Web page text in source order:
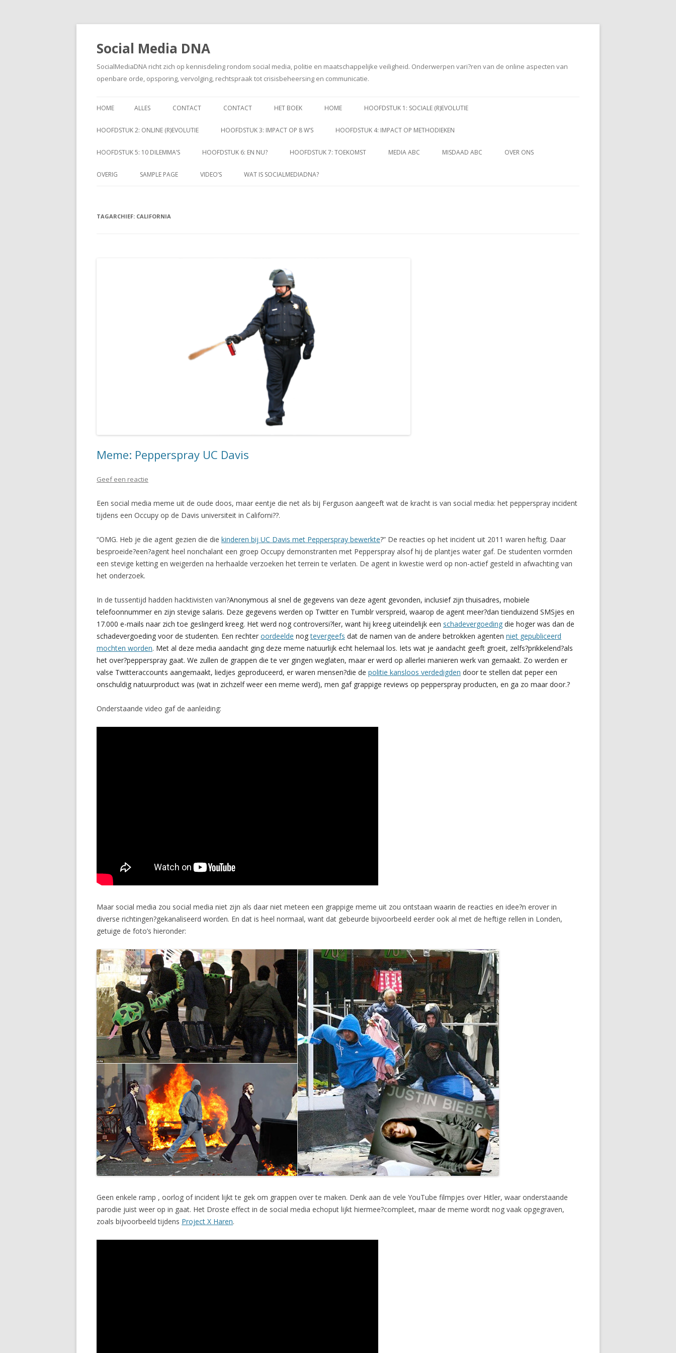
Social Media DNA
SocialMediaDNA richt zich op kennisdeling rondom social media, politie en maatschappelijke veiligheid. Onderwerpen vari?ren van de online aspecten van
openbare orde, opsporing, vervolging, rechtspraak tot crisisbeheersing en communicatie.
naar
HOME ALLES CONTACT CONTACT HET BOEK HOME HOOFDSTUK 1: SOCIALE (R)EVOLUTIE
HOOFDSTUK 2: ONLINE (R)EVOLUTIE HOOFDSTUK 3: IMPACT OP 8 W’S HOOFDSTUK 4: IMPACT OP METHODIEKEN
HOOFDSTUK 5: 10 DILEMMA’S HOOFDSTUK 6: EN NU? HOOFDSTUK 7: TOEKOMST MEDIA ABC MISDAAD ABC OVER ONS
OVERIG SAMPLE PAGE VIDEO’S WAT IS SOCIALMEDIADNA?
TAGARCHIEF: CALIFORNIA
Meme: Pepperspray UC Davis
Geef een reactie
Een social media meme uit de oude doos, maar eentje die net als bij Ferguson aangeeft wat de kracht is van social media: het pepperspray incident
tijdens een Occupy op de Davis universiteit in Californi??.
“OMG. Heb je die agent gezien die die kinderen bij UC Davis met Pepperspray bewerkte?” De reacties op het incident uit 2011 waren heftig. Daar
besproeide?een?agent heel nonchalant een groep Occupy demonstranten met Pepperspray alsof hij de plantjes water gaf. De studenten vormden
een stevige ketting en weigerden na herhaalde verzoeken het terrein te verlaten. De agent in kwestie werd op non-actief gesteld in afwachting van
het onderzoek.
In de tussentijd hadden hacktivisten van?Anonymous al snel de gegevens van deze agent gevonden, inclusief zijn thuisadres, mobiele
telefoonnummer en zijn stevige salaris. Deze gegevens werden op Twitter en Tumblr verspreid, waarop de agent meer?dan tienduizend SMSjes en
17.000 e-mails naar zich toe geslingerd kreeg. Het werd nog controversi?ler, want hij kreeg uiteindelijk een schadevergoeding die hoger was dan de
schadevergoeding voor de studenten. Een rechter oordeelde nogtevergeefs dat de namen van de andere betrokken agenten niet gepubliceerd
mochten worden. Met al deze media aandacht ging deze meme natuurlijk echt helemaal los. Iets wat je aandacht geeft groeit, zelfs?prikkelend?als
het over?pepperspray gaat. We zullen de grappen die te ver gingen weglaten, maar er werd op allerlei manieren werk van gemaakt. Zo werden er
valse Twitteraccounts aangemaakt, liedjes geproduceerd, er waren mensen?die de politie kansloos verdedigden door te stellen dat peper een
onschuldig natuurproduct was (wat in zichzelf weer een meme werd), men gaf grappige reviews op pepperspray producten, en ga zo maar door.?
Onderstaande video gaf de aanleiding:
Maar social media zou social media niet zijn als daar niet meteen een grappige meme uit zou ontstaan waarin de reacties en idee?n erover in
diverse richtingen?gekanaliseerd worden. En dat is heel normaal, want dat gebeurde bijvoorbeeld eerder ook al met de heftige rellen in Londen,
getuige de foto’s hieronder:
Geen enkele ramp , oorlog of incident lijkt te gek om grappen over te maken. Denk aan de vele YouTube filmpjes over Hitler, waar onderstaande
parodie juist weer op in gaat. Het Droste effect in de social media echoput lijkt hiermee?compleet, maar de meme wordt nog vaak opgegraven,
zoals bijvoorbeeld tijdens Project X Haren.